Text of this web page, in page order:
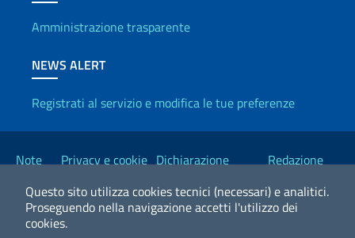
Questo sito utilizza cookies tecnici (necessari) e analitici.
Proseguendo nella navigazione accetti l'utilizzo dei
cookies.
Amministrazione trasparente
NEWS ALERT
Registrati al servizio e modifica le tue preferenze
Link Utili
Note
Privacy e cookie Dichiarazione
Redazione